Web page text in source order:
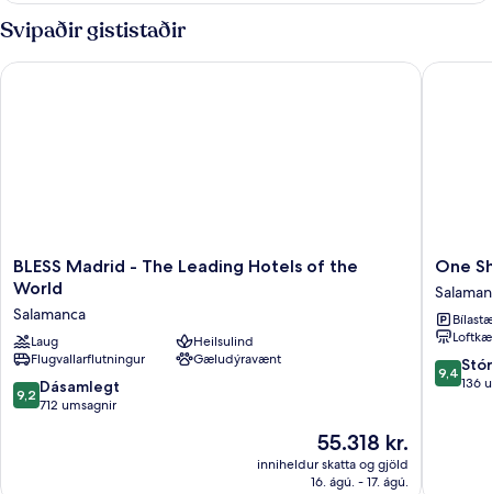
Svipaðir gististaðir
BLESS
Madrid
The
Leading
Hotels
of
the
BLESS Madrid - The Leading Hotels of the
World
Salamanca
Laug
Heilsulind
Flugvallarflutningur
Gæludýravænt
9.2
af
9,2 Dásamlegt
712 umsagnir
Verðið
er
55.318 kr.
55.318 kr.
inniheldur skatta og gjöld
16. ágú. - 17. ágú.
BLESS Madrid - The Leading Hotels of the World
One
Shot
One
9.4
af
9,4
136
One